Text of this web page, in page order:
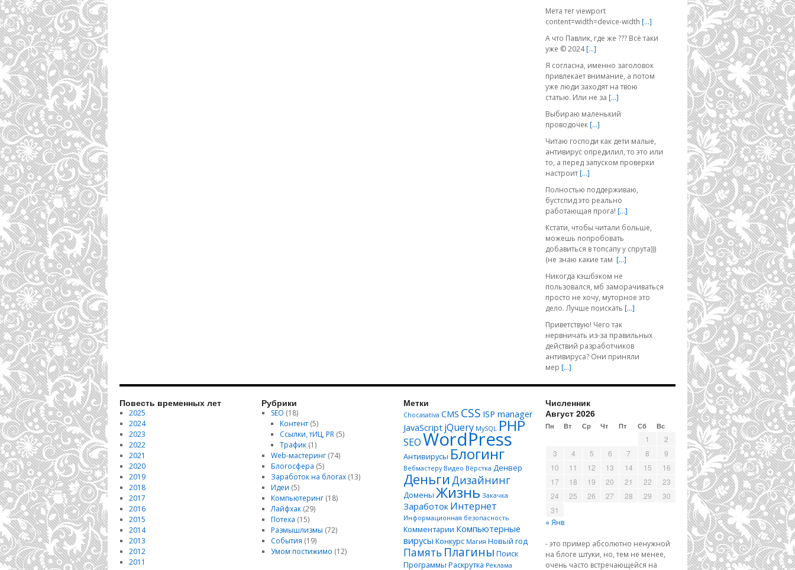
Мета тег viewport
content=width=device-width […]
А что Павлик, где же ??? Всё таки
уже © 2024[…]
Я согласна, именно заголовок
привлекает внимание, а потом
уже люди заходят на твою
статью. Или не за […]
Выбираю маленький
проводочек[…]
Читаю господи как дети малые,
антивирус опредилил, то это или
то, а перед запуском проверки
настроит[…]
Полностью поддерживаю,
бустспид это реально
работающая прога! […]
Кстати, чтобы читали больше,
можешь попробовать
добавиться в топсапу у спрута)))
(не знаю какие там […]
Никогда кэшбэком не
пользовался, мб заморачиваться
просто не хочу, муторное это
дело. Лучше поискать […]
Приветствую! Чего так
нервничать из-за правильных
действий разработчиков
антивируса? Они приняли
мер […]
Повесть временных лет
2025
2024
2023
2022
2021
2020
2019
2018
2017
2016
2015
2014
2013
2012
2011
Рубрики
SEO (18)
Контент (5)
Ссылки, тИЦ, PR (5)
Трафик (1)
Web-мастеринг(74)
Блогосфера (5)
Заработок на блогах(13)
Идеи (5)
Компьютеринг(18)
Лайфхак(29)
Потеха (15)
Размышлизмы (72)
События (19)
Умом постижимо (12)
Метки
Chocasativa CMS CSS ISP manager
JavaScript jQuery MySQL PHP
SEOWordPress
Антивирусы Блогинг
Вебмастеру Видео Вёрстка Денвер
Деньги Дизайнинг
Домены Жизнь Закачка
Заработок Интернет
Информационная безопасность
Комментарии Компьютерные
вирусы Конкурс Магия Новый год
Память Плагины Поиск
Программы Раскрутка Реклама
Численник
Август 2026
Пн Вт Ср Чт Пт Сб Вс
1
2
3
4 5 6 7 8
9
10
11 12 13 14 15
16
17
18 19 20 21 22
23
24
25 26 27 28 29
30
31
« Янв
- это пример абсолютно ненужной
на блоге штуки, но, тем не менее,
очень часто встречающейся на